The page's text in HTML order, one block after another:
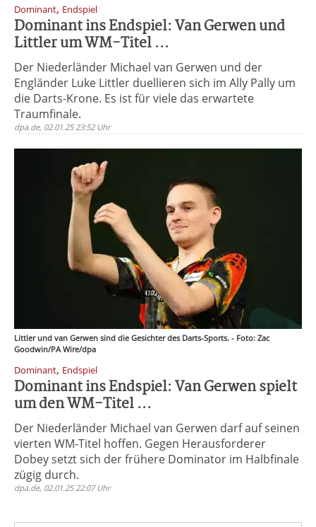
Dominant, Endspiel
Dominant ins Endspiel: Van Gerwen und
Littler um WM-Titel ...
Der Niederländer Michael van Gerwen und der
Engländer Luke Littler duellieren sich im Ally Pally um
die Darts-Krone. Es ist für viele das erwartete
Traumfinale.
dpa.de, 02.01.25 23:52 Uhr
Littler und van Gerwen sind die Gesichter des Darts-Sports. - Foto: Zac
Goodwin/PA Wire/dpa
Dominant, Endspiel
Dominant ins Endspiel: Van Gerwen spielt
um den WM-Titel ...
Der Niederländer Michael van Gerwen darf auf seinen
vierten WM-Titel hoffen. Gegen Herausforderer
Dobey setzt sich der frühere Dominator im Halbfinale
zügig durch.
dpa.de, 02.01.25 22:07 Uhr